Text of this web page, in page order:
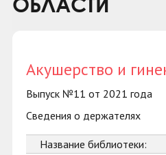
Акушерство и
Выпуск №11 от 2021 года
Сведения о держателях
Название библиотеки: